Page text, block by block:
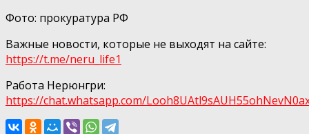
Фото: прокуратура РФ
Важные новости, которые не выходят на сайте:
https://t.me/neru_life1
Работа Нерюнгри:
https://chat.whatsapp.com/